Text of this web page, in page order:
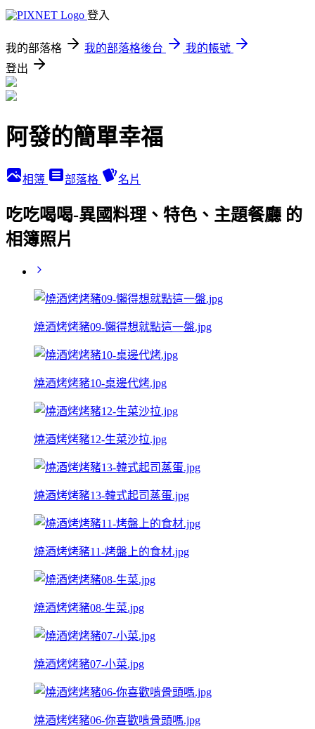
登入
我的部落格 我的部落格後台
我的帳號
登出
阿發的簡單幸福
相簿 部落格 名片
吃吃喝喝-異國料理、特色、主題餐廳 的
相簿照片
燒酒烤烤豬09-懶得想就點這一盤.jpg
燒酒烤烤豬10-桌邊代烤.jpg
燒酒烤烤豬12-生菜沙拉.jpg
燒酒烤烤豬13-韓式起司蒸蛋.jpg
燒酒烤烤豬11-烤盤上的食材.jpg
燒酒烤烤豬08-生菜.jpg
燒酒烤烤豬07-小菜.jpg
燒酒烤烤豬06-你喜歡啃骨頭嗎.jpg